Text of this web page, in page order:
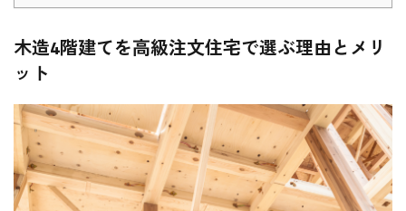
木造4階建てを高級注文住宅で選ぶ理由とメリ
ット